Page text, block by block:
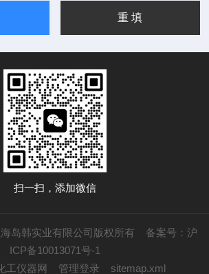
扫一扫，添加微信
岛韩实业有限公司版权所有 备案号：沪
ICP备10013071号-1
工仪器网 管理登录 sitemap.xml